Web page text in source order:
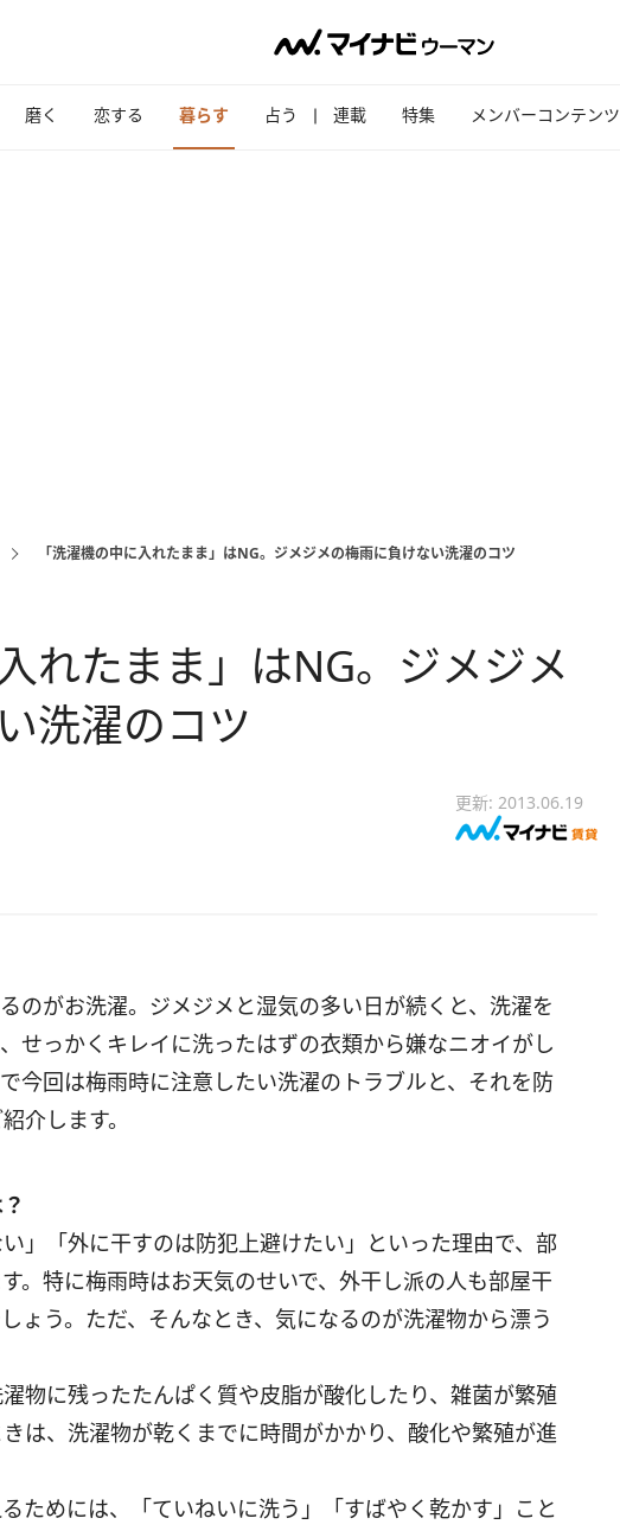
磨く 恋する 暮らす 占う 連載 特集 メンバーコンテンツ
「洗濯機の中に入れたまま」はNG。ジメジメの梅雨に負けない洗濯のコツ
れたまま」はNG。ジメジメ
洗濯のコツ
更新: 2013.06.19
のがお洗濯。ジメジメと湿気の多い日が続くと、洗濯を
せっかくキレイに洗ったはずの衣類から嫌なニオイがし
今回は梅雨時に注意したい洗濯のトラブルと、それを防
介します。
い」「外に干すのは防犯上避けたい」といった理由で、部
。特に梅雨時はお天気のせいで、外干し派の人も部屋干
ょう。ただ、そんなとき、気になるのが洗濯物から漂う
物に残ったたんぱく質や皮脂が酸化したり、雑菌が繁殖
は、洗濯物が乾くまでに時間がかかり、酸化や繁殖が進
ためには、「ていねいに洗う」「すばやく乾かす」こと